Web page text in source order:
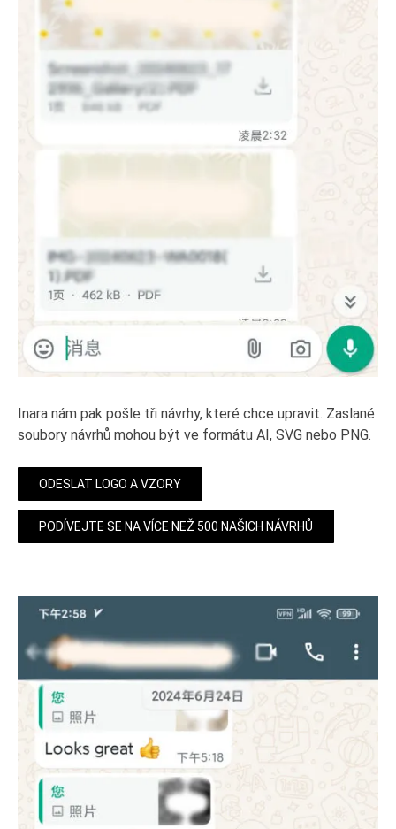
Inara nám pak pošle tři návrhy, které chce upravit. Zaslané
soubory návrhů mohou být ve formátu AI, SVG nebo PNG.
ODESLAT LOGO A VZORY
PODÍVEJTE SE NA VÍCE NEŽ 500 NAŠICH NÁVRHŮ